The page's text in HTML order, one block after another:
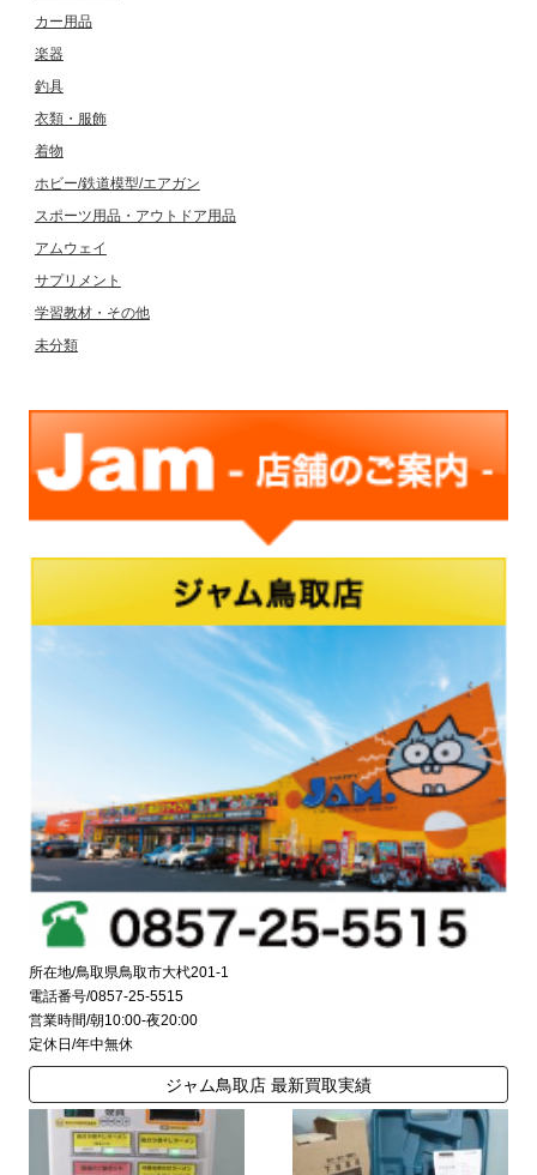
カー用品
楽器
釣具
衣類・服飾
着物
ホビー/鉄道模型/エアガン
スポーツ用品・アウトドア用品
アムウェイ
サプリメント
学習教材・その他
未分類
所在地/鳥取県鳥取市大杙201-1
電話番号/0857-25-5515
営業時間/朝10:00-夜20:00
定休日/年中無休
ジャム鳥取店 最新買取実績